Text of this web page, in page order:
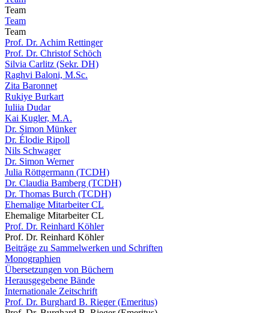
Team
Team
Team
Prof. Dr. Achim Rettinger
Prof. Dr. Christof Schöch
Silvia Carlitz (Sekr. DH)
Raghvi Baloni, M.Sc.
Zita Baronnet
Rukiye Burkart
Iuliia Dudar
Kai Kugler, M.A.
Dr. Simon Münker
Dr. Élodie Ripoll
Nils Schwager
Dr. Simon Werner
Julia Röttgermann (TCDH)
Dr. Claudia Bamberg (TCDH)
Dr. Thomas Burch (TCDH)
Ehemalige Mitarbeiter CL
Ehemalige Mitarbeiter CL
Prof. Dr. Reinhard Köhler
Prof. Dr. Reinhard Köhler
Beiträge zu Sammelwerken und Schriften
Monographien
Übersetzungen von Büchern
Herausgegebene Bände
Internationale Zeitschrift
Prof. Dr. Burghard B. Rieger (Emeritus)